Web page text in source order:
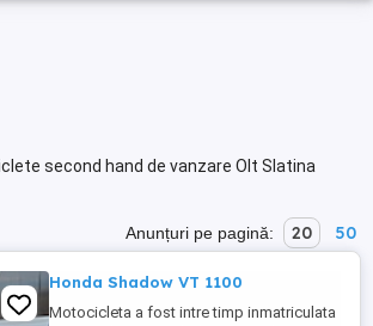
second hand de vanzare Olt Slatina
Anunțuri pe pagină: 20 50
Honda Shadow VT 1100
Motocicleta a fost intre timp inmatriculata